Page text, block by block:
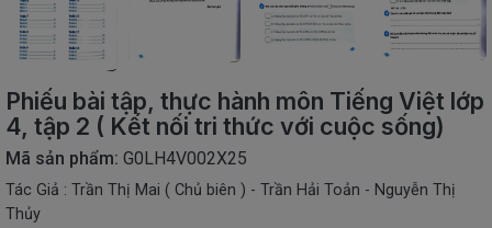
THIẾT
BỊ
STEM
Phiếu bài tập, thực hành môn Tiếng Việt lớp
4, tập 2 ( Kết nối tri thức với cuộc sống)
Mã sản phẩm: G0LH4V002X25
Tác Giả : Trần Thị Mai ( Chủ biên ) - Trần Hải Toản - Nguyễn Thị
Thủy